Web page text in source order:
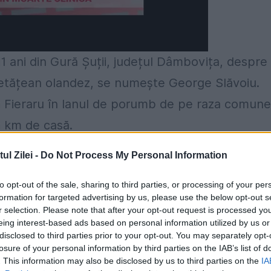
Zilei - Do Not Process My Personal Information
opt-out of the sale, sharing to third parties, or processing of your
for targeted advertising by us, please use the below opt-out
selection. Please note that after your opt-out request is processed
interest-based ads based on personal information utilized by us
to third parties prior to your opt-out. You may separately
of your personal information by third parties on the IAB’s list of
This information may also be disclosed by us to third parties on the
ani din Gură Șuții, județul Dâmbovița, despre
olandez, se numește George Slăvoiu.
în lanul de porumb de pe raza
de casă.
în drumul de la școală spre casă, au
în cadrul Asociației Rescue 4×4 și are
a povestit pentrudambovitanews:„M-am